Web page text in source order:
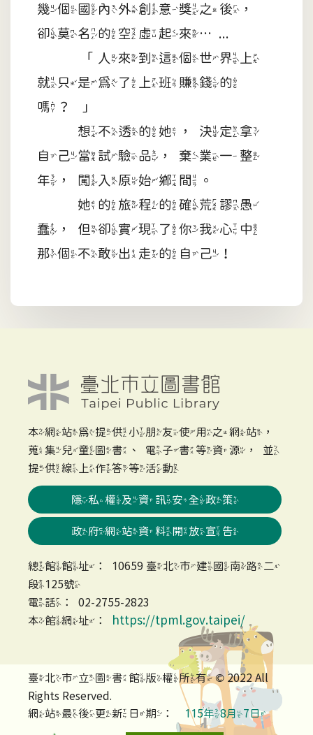
幾個國內外創意獎之後，
卻莫名的空虛起來…...
「人來到這個世界上
就只是為了上班賺錢的
嗎？」
想不透的她，決定拿
自己當試驗品，棄業一整
年，闖入原始鄉間。
她的旅程的確荒謬愚
蠢，但卻實現了你我心中
那個不敢出走的自己！
本網站為提供小朋友使用之網站，
蒐集兒童圖書、電子書等資源，並
提供線上作答等活動
隱私權及資訊安全政策
政府網站資料開放宣告
總館館址：10659 臺北市建國南路二
段125號
電話：02-2755-2823
本館網址：
https://tpml.gov.taipei/
臺北市立圖書館版權所有 © 2022 All
Rights Reserved.
網站最後更新日期：
115年8月7日